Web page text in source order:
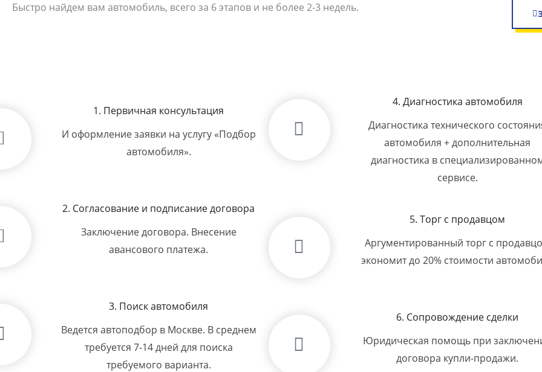
Быстро найдем вам автомобиль, всего за 6 этапов и не более 2-3 недель.
1. Первичная консультация
И оформление заявки на услугу «Подбор
автомобиля».
2. Согласование и подписание договора
Заключение договора. Внесение
авансового платежа.
3. Поиск автомобиля
Ведется автоподбор в Москве. В среднем
требуется 7-14 дней для поиска
требуемого варианта.
4. Диагностика автомобиля
Диагностика технического
автомобиля + дополнительная
диагностика в
сервисе.
5. Торг с продавцом
Аргументированный торг с
экономит до 20% стоимости
6. Сопровождение сделки
Юридическая помощь при
договора купли-продажи.